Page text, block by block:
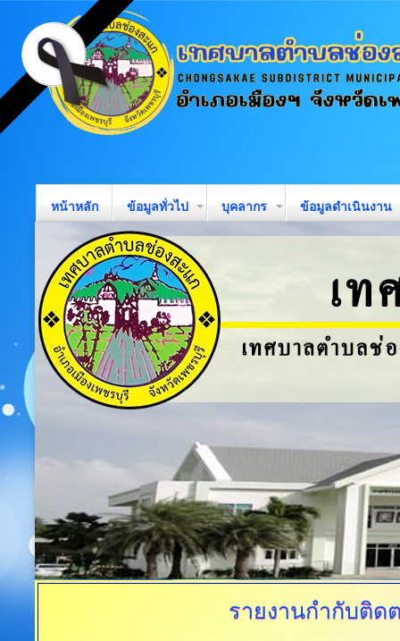
หน้าหลัก ข้อมูลทั่วไป บุคลากร ข้อมูลดำเนินงาน
รายงานกำกับติด